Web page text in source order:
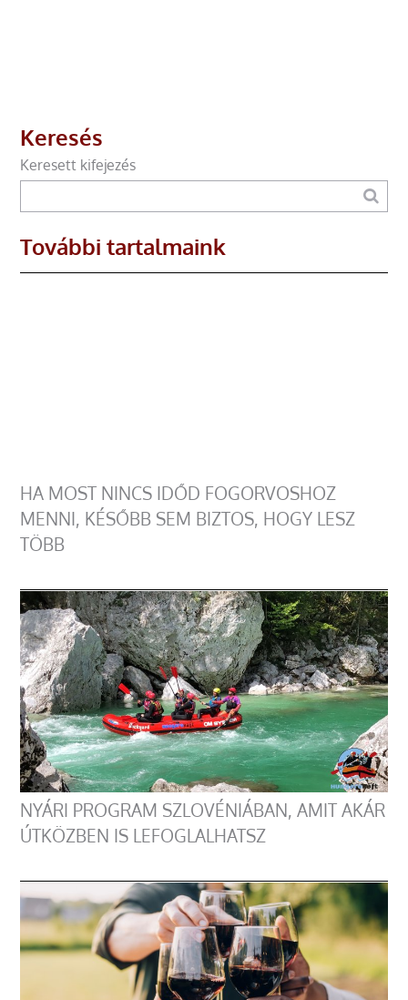
Keresés
Keresett kifejezés
További tartalmaink
HA MOST NINCS IDŐD FOGORVOSHOZ
MENNI, KÉSŐBB SEM BIZTOS, HOGY LESZ
TÖBB
NYÁRI PROGRAM SZLOVÉNIÁBAN, AMIT AKÁR
ÚTKÖZBEN IS LEFOGLALHATSZ